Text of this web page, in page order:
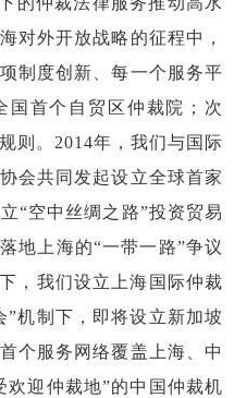
对外开放战略的征程中，
制度创新、每一个服务平
国首个自贸区仲裁院；次
则。2014年，我们与国际
会共同发起设立全球首家
“空中丝绸之路”投资贸易
地上海的“一带一路”争议
，我们设立上海国际仲裁
”机制下，即将设立新加坡
个服务网络覆盖上海、中
欢迎仲裁地”的中国仲裁机